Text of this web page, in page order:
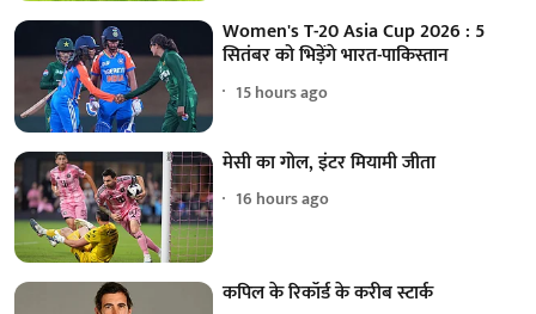
Women's T-20 Asia Cup 2026 : 5
सितंबर को भिड़ेंगे भारत-पाकिस्तान
15 hours ago
मेसी का गोल, इंटर मियामी जीता
16 hours ago
कपिल के रिकॉर्ड के करीब स्टार्क